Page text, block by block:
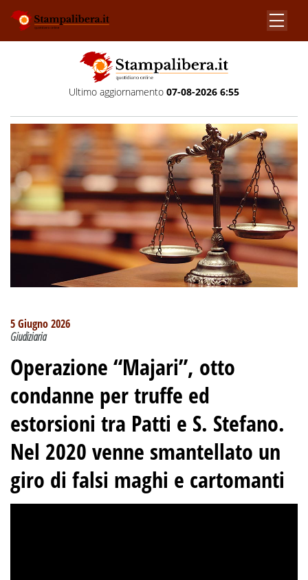
Ultimo aggiornamento 07-08-2026 6:55
5 Giugno 2026
Giudiziaria
Operazione “Majari”, otto
condanne per truffe ed
estorsioni tra Patti e S. Stefano.
Nel 2020 venne smantellato un
giro di falsi maghi e cartomanti